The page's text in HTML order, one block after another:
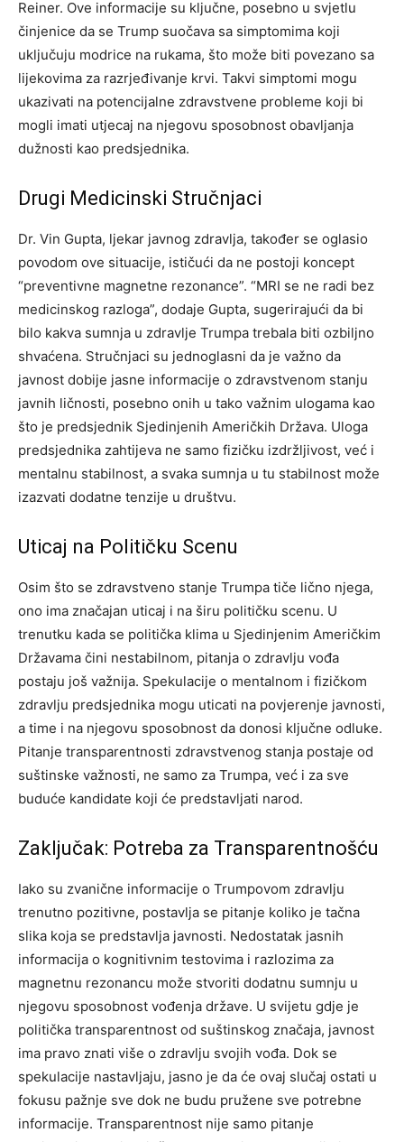
Reiner. Ove informacije su ključne, posebno u svjetlu
činjenice da se Trump suočava sa simptomima koji
uključuju modrice na rukama, što može biti povezano sa
lijekovima za razrjeđivanje krvi. Takvi simptomi mogu
ukazivati na potencijalne zdravstvene probleme koji bi
mogli imati utjecaj na njegovu sposobnost obavljanja
dužnosti kao predsjednika.
Drugi Medicinski Stručnjaci
Dr. Vin Gupta, ljekar javnog zdravlja, također se oglasio
povodom ove situacije, ističući da ne postoji koncept
“preventivne magnetne rezonance”. “MRI se ne radi bez
medicinskog razloga”, dodaje Gupta, sugerirajući da bi
bilo kakva sumnja u zdravlje Trumpa trebala biti ozbiljno
shvaćena. Stručnjaci su jednoglasni da je važno da
javnost dobije jasne informacije o zdravstvenom stanju
javnih ličnosti, posebno onih u tako važnim ulogama kao
što je predsjednik Sjedinjenih Američkih Država. Uloga
predsjednika zahtijeva ne samo fizičku izdržljivost, već i
mentalnu stabilnost, a svaka sumnja u tu stabilnost može
izazvati dodatne tenzije u društvu.
Uticaj na Političku Scenu
Osim što se zdravstveno stanje Trumpa tiče lično njega,
ono ima značajan uticaj i na širu političku scenu. U
trenutku kada se politička klima u Sjedinjenim Američkim
Državama čini nestabilnom, pitanja o zdravlju vođa
postaju još važnija. Spekulacije o mentalnom i fizičkom
zdravlju predsjednika mogu uticati na povjerenje javnosti,
a time i na njegovu sposobnost da donosi ključne odluke.
Pitanje transparentnosti zdravstvenog stanja postaje od
suštinske važnosti, ne samo za Trumpa, već i za sve
buduće kandidate koji će predstavljati narod.
Zaključak: Potreba za Transparentnošću
Iako su zvanične informacije o Trumpovom zdravlju
trenutno pozitivne, postavlja se pitanje koliko je tačna
slika koja se predstavlja javnosti. Nedostatak jasnih
informacija o kognitivnim testovima i razlozima za
magnetnu rezonancu može stvoriti dodatnu sumnju u
njegovu sposobnost vođenja države. U svijetu gdje je
politička transparentnost od suštinskog značaja, javnost
ima pravo znati više o zdravlju svojih vođa. Dok se
spekulacije nastavljaju, jasno je da će ovaj slučaj ostati u
fokusu pažnje sve dok ne budu pružene sve potrebne
informacije. Transparentnost nije samo pitanje